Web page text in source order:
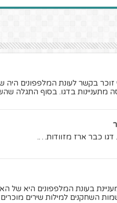
זוכר בקשר לעונת המלפפונים היה
מתעניינות בדגו. בסוף התגלה
כבר ארז מזוודות….
בעונת המלפפונים היא של
השחקנים למילות שירים מוכרים